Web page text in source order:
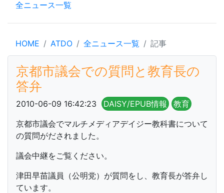
全ニュース一覧
HOME ATDO 全ニュース一覧 記事
京都市議会での質問と教育長の
答弁
2010-06-09 16:42:23 DAISY/EPUB情報
教育
京都市議会でマルチメディアデイジー教科書について
の質問がだされました。
議会中継をご覧ください。
津田早苗議員（公明党）が質問をし、教育長が答弁し
ています。